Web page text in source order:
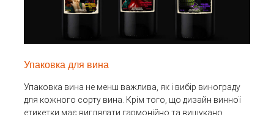
Упаковка для вина
Упаковка вина не менш важлива, як і вибір винограду
для кожного сорту вина. Крім того, що дизайн винної
етикетки має виглядати гармонійно та вишукано,